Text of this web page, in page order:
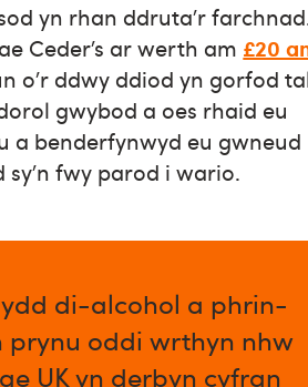
yn rhan ddruta’r
Ceder’s ar werth am £20
o’r ddwy ddiod yn gorfod
gwybod a oes rhaid eu
a benderfynwyd eu gwneud
fwy parod i wario.
di-alcohol a phrin-
prynu oddi wrthyn nhw
UK yn derbyn cyfran